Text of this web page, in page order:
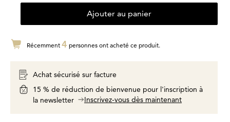
Ajouter au panier
Récemment 4 personnes ont acheté ce produit.
Achat sécurisé sur facture
15 % de réduction de bienvenue pour l'inscription à
la newsletter
Inscrivez-vous dès maintenant